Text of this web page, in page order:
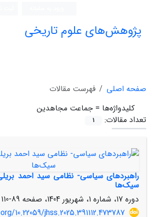
پژوهش‌های علوم تاریخی
صفحه اصلی
فهرست مقالات
کلیدواژه‌ها = جماعت مجاهدین
تعداد مقالات:
1
راهبردهای سیاسی- نظامی سید احمد
سیک‌ها
دوره 17، شماره 1، شهریور 1404، صفحه
89-110
10.22059/jhss.2025.391112.473787